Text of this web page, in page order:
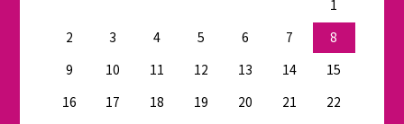
1
2
3 4 5 6 7
8
9
10 11 12 13 14
15
16
17 18 19 20 21
22